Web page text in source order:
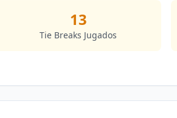
13
Tie Breaks Jugados